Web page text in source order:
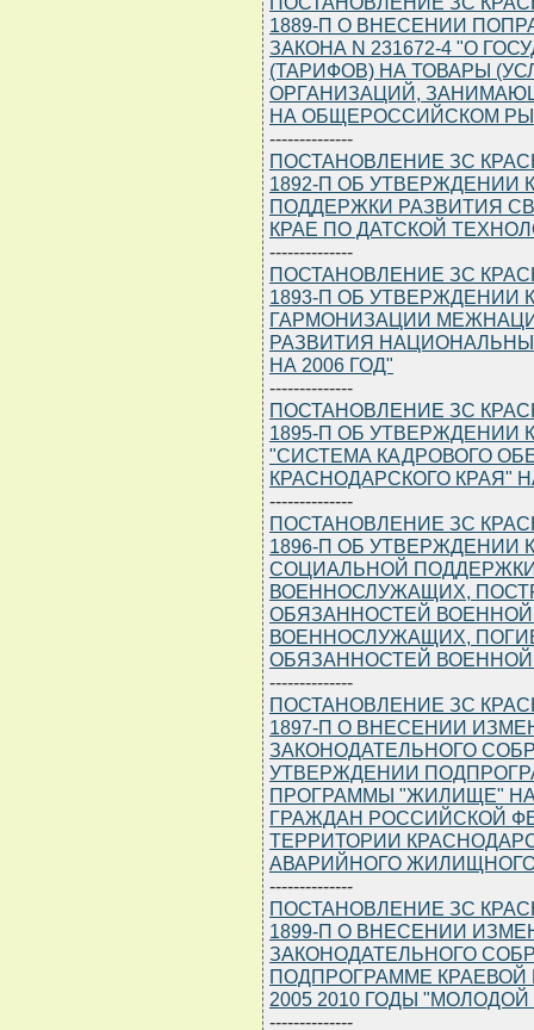
1889-П О ВНЕСЕНИИ
ЗАКОНА N 231672-4 "О
(ТАРИФОВ) НА ТОВАРЫ
ОРГАНИЗАЦИЙ,
НА ОБЩЕРОССИЙСКОМ
--------------
ПОСТАНОВЛЕНИЕ ЗС
1892-П ОБ
ПОДДЕРЖКИ РАЗВИТИЯ
КРАЕ ПО ДАТСКОЙ
--------------
ПОСТАНОВЛЕНИЕ ЗС
1893-П ОБ
ГАРМОНИЗАЦИИ
РАЗВИТИЯ
НА 2006 ГОД"
--------------
ПОСТАНОВЛЕНИЕ ЗС
1895-П ОБ
"СИСТЕМА КАДРОВОГО
КРАСНОДАРСКОГО КРАЯ"
--------------
ПОСТАНОВЛЕНИЕ ЗС
1896-П ОБ
СОЦИАЛЬНОЙ
ВОЕННОСЛУЖАЩИХ,
ОБЯЗАННОСТЕЙ
ВОЕННОСЛУЖАЩИХ,
ОБЯЗАННОСТЕЙ ВОЕННОЙ
--------------
ПОСТАНОВЛЕНИЕ ЗС
1897-П О ВНЕСЕНИИ
ЗАКОНОДАТЕЛЬНОГО
УТВЕРЖДЕНИИ
ПРОГРАММЫ "ЖИЛИЩЕ" НА
ГРАЖДАН РОССИЙСКОЙ
ТЕРРИТОРИИ
АВАРИЙНОГО ЖИЛИЩНОГО
--------------
ПОСТАНОВЛЕНИЕ ЗС
1899-П О ВНЕСЕНИИ
ЗАКОНОДАТЕЛЬНОГО
ПОДПРОГРАММЕ
2005 2010 ГОДЫ
--------------